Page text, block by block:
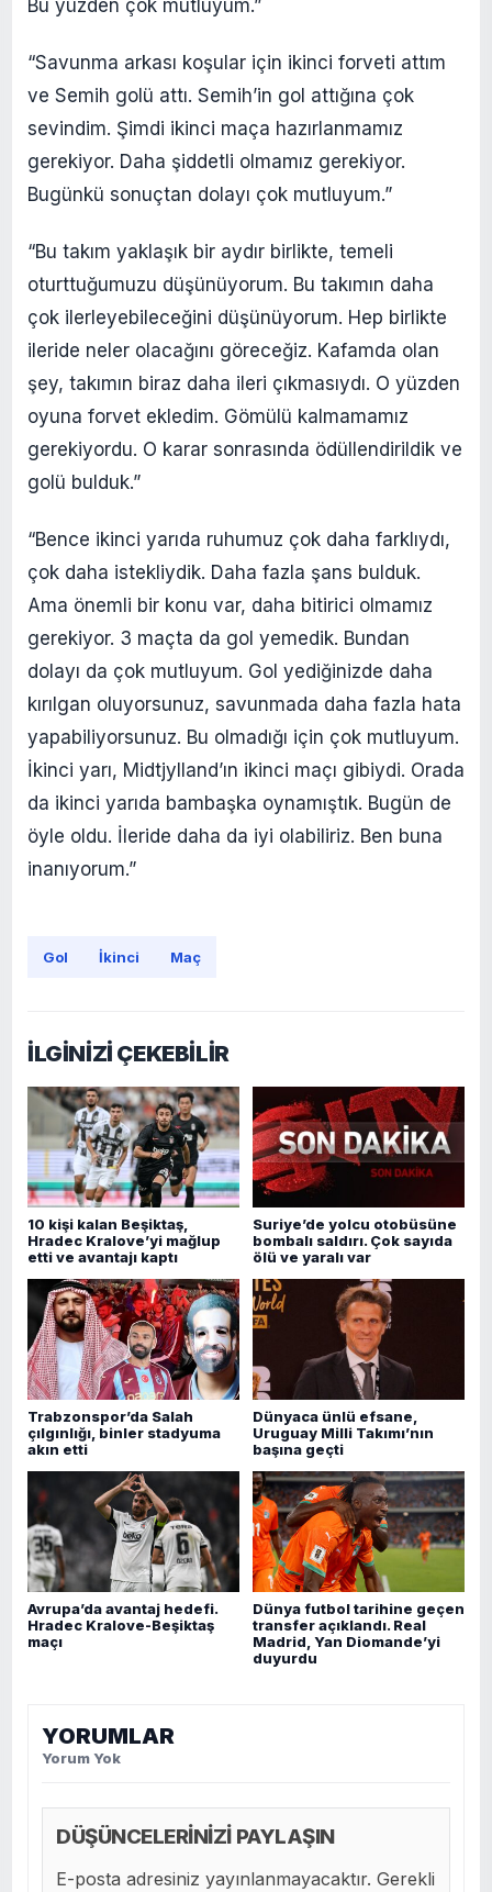
Bu yüzden çok mutluyum.”
“Savunma arkası koşular için ikinci forveti attım
ve Semih golü attı. Semih’in gol attığına çok
sevindim. Şimdi ikinci maça hazırlanmamız
gerekiyor. Daha şiddetli olmamız gerekiyor.
Bugünkü sonuçtan dolayı çok mutluyum.”
“Bu takım yaklaşık bir aydır birlikte, temeli
oturttuğumuzu düşünüyorum. Bu takımın daha
çok ilerleyebileceğini düşünüyorum. Hep birlikte
ileride neler olacağını göreceğiz. Kafamda olan
şey, takımın biraz daha ileri çıkmasıydı. O yüzden
oyuna forvet ekledim. Gömülü kalmamamız
gerekiyordu. O karar sonrasında ödüllendirildik ve
golü bulduk.”
“Bence ikinci yarıda ruhumuz çok daha farklıydı,
çok daha istekliydik. Daha fazla şans bulduk.
Ama önemli bir konu var, daha bitirici olmamız
gerekiyor. 3 maçta da gol yemedik. Bundan
dolayı da çok mutluyum. Gol yediğinizde daha
kırılgan oluyorsunuz, savunmada daha fazla hata
yapabiliyorsunuz. Bu olmadığı için çok mutluyum.
İkinci yarı, Midtjylland’ın ikinci maçı gibiydi. Orada
da ikinci yarıda bambaşka oynamıştık. Bugün de
öyle oldu. İleride daha da iyi olabiliriz. Ben buna
inanıyorum.”
Gol İkinci Maç
İLGİNİZİ ÇEKEBİLİR
10 kişi kalan Beşiktaş,
Hradec Kralove’yi mağlup
etti ve avantajı kaptı
Suriye’de yolcu otobüsüne
bombalı saldırı. Çok sayıda
ölü ve yaralı var
Trabzonspor’da Salah
çılgınlığı, binler stadyuma
akın etti
Dünyaca ünlü efsane,
Uruguay Milli Takımı’nın
başına geçti
Avrupa’da avantaj hedefi.
Hradec Kralove-Beşiktaş
maçı
Dünya futbol tarihine geçen
transfer açıklandı. Real
Madrid, Yan Diomande’yi
duyurdu
YORUMLAR
Yorum Yok
DÜŞÜNCELERİNİZİ PAYLAŞIN
E-posta adresiniz yayınlanmayacaktır. Gerekli